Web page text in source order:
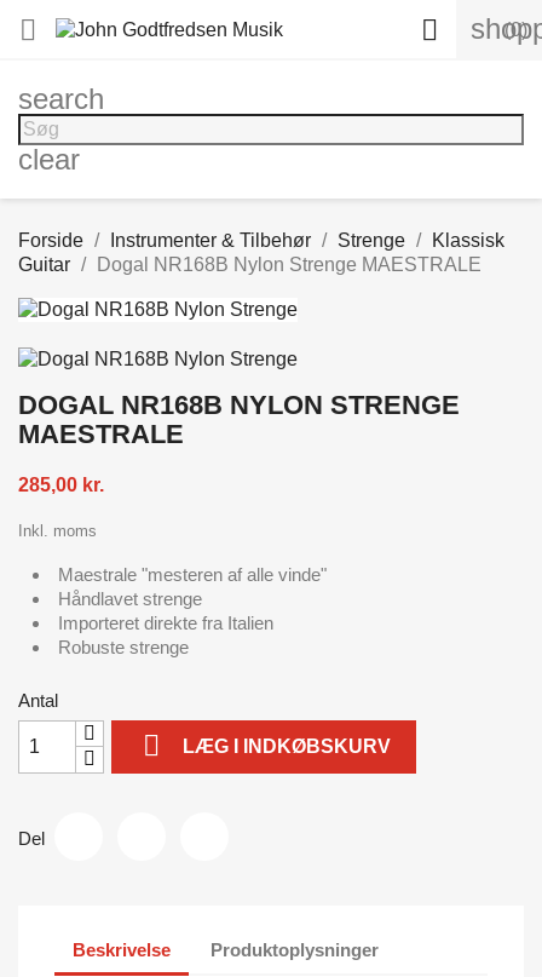
 (0)

search
clear
Forside Instrumenter & Tilbehør Strenge
Klassisk
Guitar
Dogal NR168B Nylon Strenge MAESTRALE
DOGAL NR168B NYLON STRENGE
MAESTRALE
285,00 kr.
Inkl. moms
Maestrale "mesteren af alle vinde"
Håndlavet strenge
Importeret direkte fra Italien
Robuste strenge
Antal
 LÆG I INDKØBSKURV
Del
Beskrivelse Produktoplysninger